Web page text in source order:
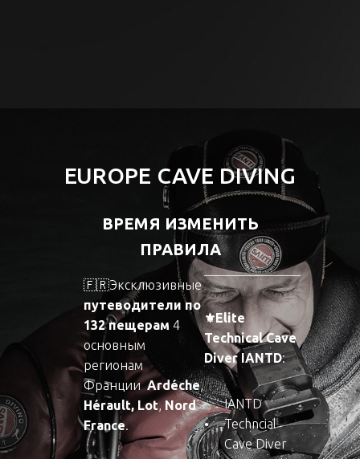
EUROPE CAVE DIVING
ВРЕМЯ ИЗМЕНИТЬ
ПРАВИЛА
🇫🇷Эксклюзивные
путеводители по
132 пещерам 4
основным
регионам
ФранцииArdéche,
Hérault, Lot,Nord
France.
⚜️Elite
Technical Cave
Diver IANTD:
IANTD
Techncial
Cave Diver